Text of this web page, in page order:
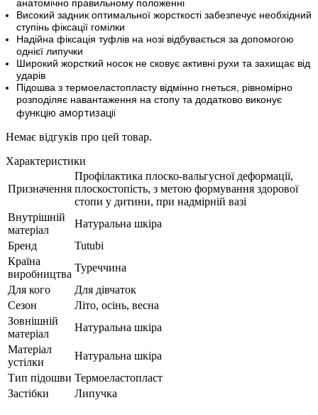
анатомічно правильному положенні
Високий задник оптимальної жорсткості забезпечує необхідний
ступінь фіксації гомілки
Надійна фіксація туфлів на нозі відбувається за допомогою
однієї липучки
Широкий жорсткий носок не сковує активні рухи та захищає від
ударів
Підошва з термоеластопласту відмінно гнеться, рівномірно
розподіляє навантаження на стопу та додатково виконує
функцію амортизації
Немає відгуків про цей товар.
Характеристики
Призначення
Профілактика плоско-вальгусної деформації,
плоскостопість, з метою формування здорової
стопи у дитини, при надмірній вазі
Внутрішній
матеріал
Натуральна шкіра
Бренд
Tutubi
Країна
виробництва
Туреччина
Для кого
Для дівчаток
Сезон
Літо, осінь, весна
Зовнішній
матеріал
Натуральна шкіра
Матеріал
устілки
Натуральна шкіра
Тип підошви Термоеластопласт
Застібки
Липучка